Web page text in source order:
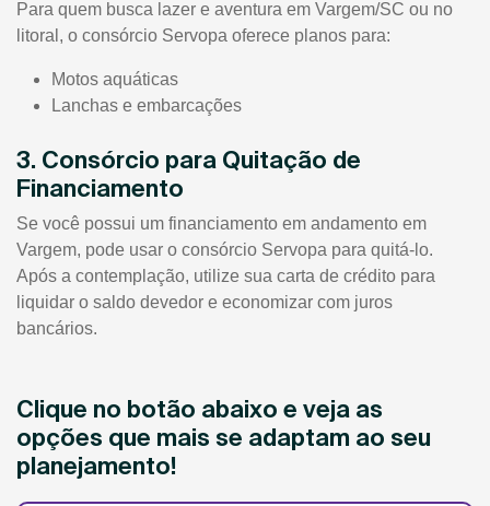
Para quem busca lazer e aventura em Vargem/SC ou no
litoral, o consórcio Servopa oferece planos para:
Motos aquáticas
Lanchas e embarcações
3. Consórcio para Quitação de
Financiamento
Se você possui um financiamento em andamento em
Vargem, pode usar o consórcio Servopa para quitá-lo.
Após a contemplação, utilize sua carta de crédito para
liquidar o saldo devedor e economizar com juros
bancários.
Clique no botão abaixo e veja as
opções que mais se adaptam ao seu
planejamento!